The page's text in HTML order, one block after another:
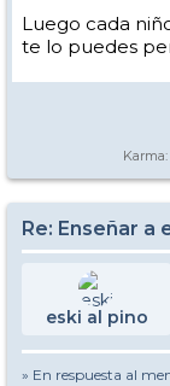
Gracies de
Luego cada
te lo puedes
Karma:
Re: Enseñar a
eski al pino
» En respuesta al